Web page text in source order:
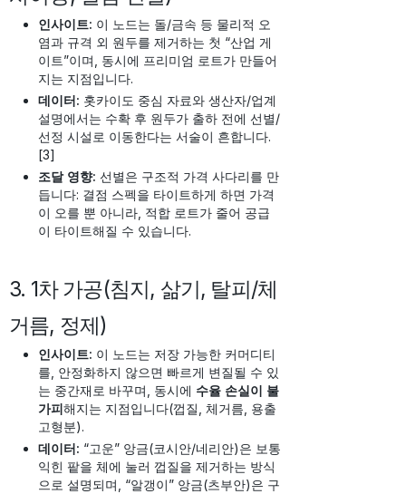
인사이트: 이 노드는 돌/금속 등 물리적 오
염과 규격 외 원두를 제거하는 첫 “산업 게
이트”이며, 동시에 프리미엄 로트가 만들어
지는 지점입니다.
데이터: 홋카이도 중심 자료와 생산자/업계
설명에서는 수확 후 원두가 출하 전에 선별/
선정 시설로 이동한다는 서술이 흔합니다.
[3]
조달 영향: 선별은 구조적 가격 사다리를 만
듭니다: 결점 스펙을 타이트하게 하면 가격
이 오를 뿐 아니라, 적합 로트가 줄어 공급
이 타이트해질 수 있습니다.
3. 1차 가공(침지, 삶기, 탈피/체
거름, 정제)
인사이트: 이 노드는 저장 가능한 커머디티
를, 안정화하지 않으면 빠르게 변질될 수 있
는 중간재로 바꾸며, 동시에 수율 손실이 불
가피해지는 지점입니다(껍질, 체거름, 용출
고형분).
데이터: “고운” 앙금(코시안/네리안)은 보통
익힌 팥을 체에 눌러 껍질을 제거하는 방식
으로 설명되며, “알갱이” 앙금(츠부안)은 구